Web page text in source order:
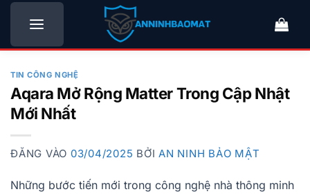
Bỏ
nội
TIN CÔNG NGHỆ
Aqara Mở Rộng Matter Trong Cập Nhật
Mới Nhất
ĐĂNG VÀO 03/04/2025 BỞI AN NINH BẢO MẬT
Những bước tiến mới trong công nghệ nhà thông minh